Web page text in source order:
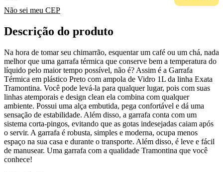
Não sei meu CEP
Descrição do produto
Na hora de tomar seu chimarrão, esquentar um café ou um chá, nada
melhor que uma garrafa térmica que conserve bem a temperatura do
líquido pelo maior tempo possível, não é? Assim é a Garrafa
Térmica em plástico Preto com ampola de Vidro 1L da linha Exata
Tramontina. Você pode levá-la para qualquer lugar, pois com suas
linhas atemporais e design clean ela combina com qualquer
ambiente. Possui uma alça embutida, pega confortável e dá uma
sensação de estabilidade. Além disso, a garrafa conta com um
sistema corta-pingos, evitando que as gotas indesejadas caiam após
o servir. A garrafa é robusta, simples e moderna, ocupa menos
espaço na sua casa e durante o transporte. Além disso, é leve e fácil
de manusear. Uma garrafa com a qualidade Tramontina que você
conhece!